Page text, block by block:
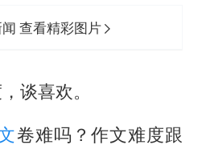
查看精彩图片
谈喜欢。
卷难吗？作文难度跟